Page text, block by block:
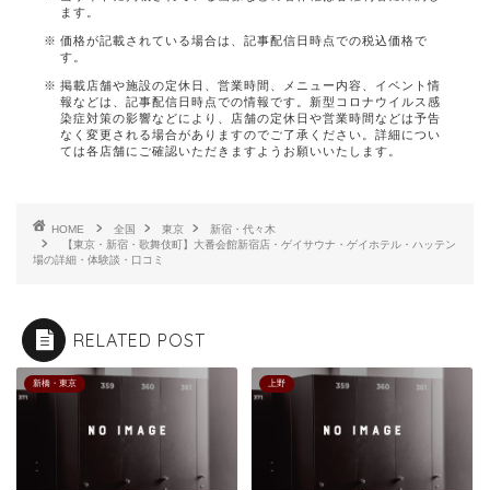
ます。
価格が記載されている場合は、記事配信日時点での税込価格で
す。
掲載店舗や施設の定休日、営業時間、メニュー内容、イベント情
報などは、記事配信日時点での情報です。新型コロナウイルス感
染症対策の影響などにより、店舗の定休日や営業時間などは予告
なく変更される場合がありますのでご了承ください。詳細につい
ては各店舗にご確認いただきますようお願いいたします。
HOME 全国 東京
新宿・代々木
【東京・新宿・歌舞伎町】大番会館新宿店・ゲイサウナ・ゲイホテル・ハッテン
場の詳細・体験談・口コミ
RELATED POST
新橋・東京 上野